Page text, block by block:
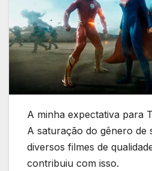
A minha expectativa para
A saturação do gênero de
diversos filmes de
contribuiu com isso.